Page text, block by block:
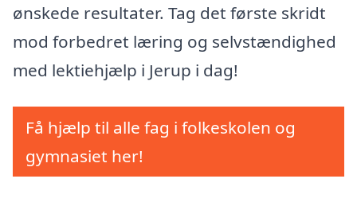
ønskede resultater. Tag det første skridt
mod forbedret læring og selvstændighed
med lektiehjælp i Jerup i dag!
Få hjælp til alle fag i folkeskolen og
gymnasiet her!